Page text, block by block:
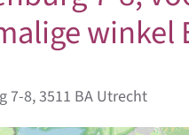
winkel
7-8, 3511 BA Utrecht